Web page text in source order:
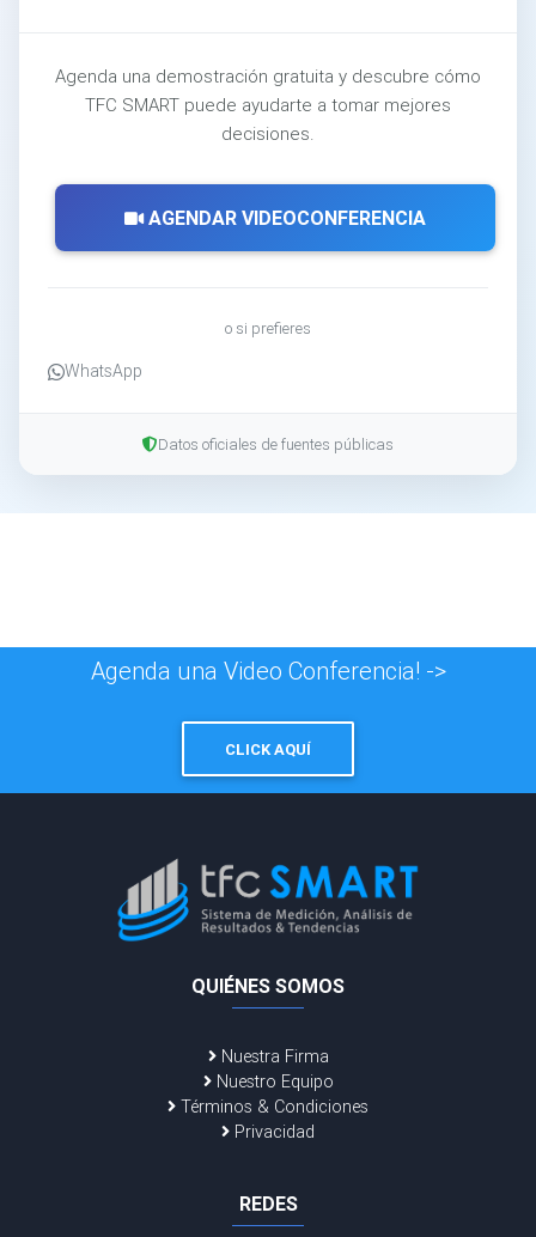
Agenda una demostración gratuita y descubre cómo
TFC SMART puede ayudarte a tomar mejores
decisiones.
AGENDAR VIDEOCONFERENCIA
o si prefieres
WhatsApp
Datos oficiales de fuentes públicas
Agenda una Video Conferencia! ->
CLICK AQUÍ
QUIÉNES SOMOS
Nuestra Firma
Nuestro Equipo
Términos & Condiciones
Privacidad
REDES